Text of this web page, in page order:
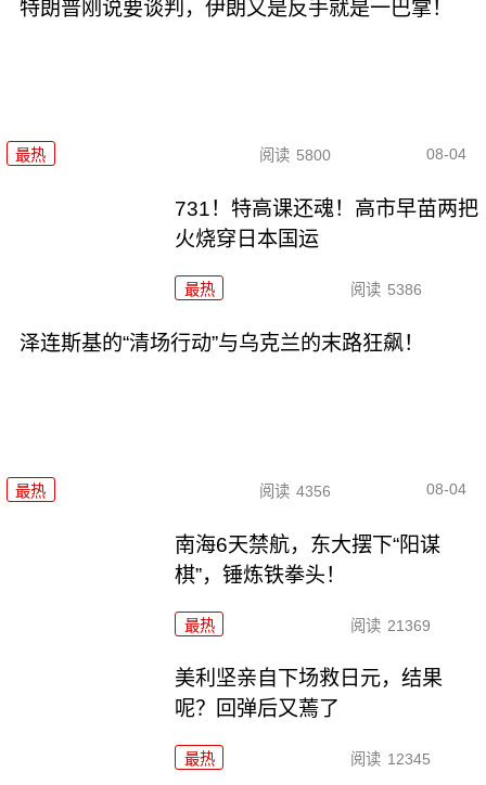
特朗普刚说要谈判，伊朗又是反手就是一巴掌！
最热 阅读 5800 08-04
731！特高课还魂！高市早苗两把
火烧穿日本国运
最热 阅读 5386
泽连斯基的“清场行动”与乌克兰的末路狂飙！
最热 阅读 4356 08-04
南海6天禁航，东大摆下“阳谋
棋”，锤炼铁拳头！
最热 阅读 21369
美利坚亲自下场救日元，结果
呢？回弹后又蔫了
最热 阅读 12345